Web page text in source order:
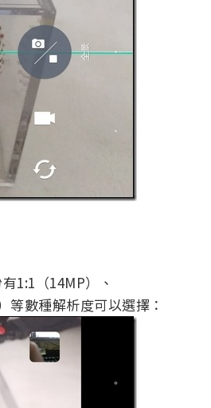
1:1（14MP）、
等數種解析度可以選擇：